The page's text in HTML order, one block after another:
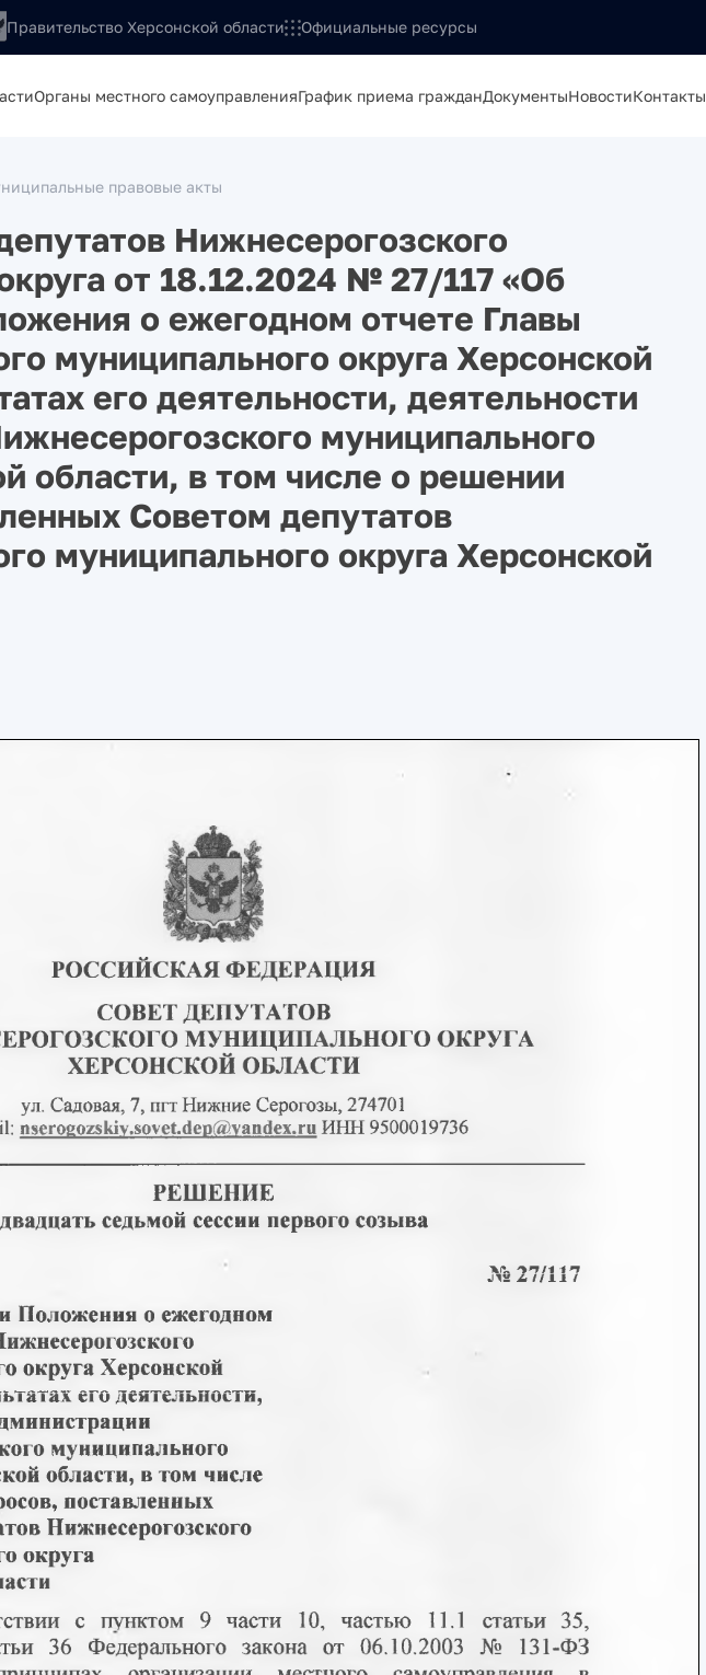
Правительство Херсонской области Официальные ресурсы
Органы местного самоуправленияГрафик приема гражданДокументыНовостиКонтакты
правовые акты
Нижнесерогозского
от 18.12.2024 № 27/117 «Об
о ежегодном отчете Главы
муниципального округа Херсонской
его деятельности, деятельности
муниципального
области, в том числе о решении
Советом депутатов
муниципального округа Херсонской